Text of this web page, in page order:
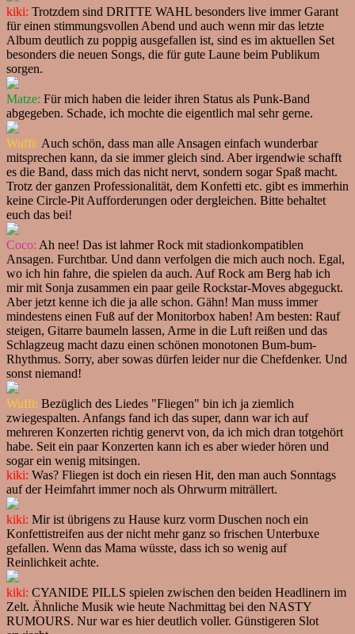
kiki: Trotzdem sind DRITTE WAHL besonders live immer Garant
für einen stimmungsvollen Abend und auch wenn mir das letzte
Album deutlich zu poppig ausgefallen ist, sind es im aktuellen Set
besonders die neuen Songs, die für gute Laune beim Publikum
sorgen.
Matze: Für mich haben die leider ihren Status als Punk-Band
abgegeben. Schade, ich mochte die eigentlich mal sehr gerne.
Wuffi: Auch schön, dass man alle Ansagen einfach wunderbar
mitsprechen kann, da sie immer gleich sind. Aber irgendwie schafft
es die Band, dass mich das nicht nervt, sondern sogar Spaß macht.
Trotz der ganzen Professionalität, dem Konfetti etc. gibt es immerhin
keine Circle-Pit Aufforderungen oder dergleichen. Bitte behaltet
euch das bei!
Coco: Ah nee! Das ist lahmer Rock mit stadionkompatiblen
Ansagen. Furchtbar. Und dann verfolgen die mich auch noch. Egal,
wo ich hin fahre, die spielen da auch. Auf Rock am Berg hab ich
mir mit Sonja zusammen ein paar geile Rockstar-Moves abgeguckt.
Aber jetzt kenne ich die ja alle schon. Gähn! Man muss immer
mindestens einen Fuß auf der Monitorbox haben! Am besten: Rauf
steigen, Gitarre baumeln lassen, Arme in die Luft reißen und das
Schlagzeug macht dazu einen schönen monotonen Bum-bum-
Rhythmus. Sorry, aber sowas dürfen leider nur die Chefdenker. Und
sonst niemand!
Wuffi: Bezüglich des Liedes "Fliegen" bin ich ja ziemlich
zwiegespalten. Anfangs fand ich das super, dann war ich auf
mehreren Konzerten richtig genervt von, da ich mich dran totgehört
habe. Seit ein paar Konzerten kann ich es aber wieder hören und
sogar ein wenig mitsingen.
kiki: Was? Fliegen ist doch ein riesen Hit, den man auch Sonntags
auf der Heimfahrt immer noch als Ohrwurm miträllert.
kiki: Mir ist übrigens zu Hause kurz vorm Duschen noch ein
Konfettistreifen aus der nicht mehr ganz so frischen Unterbuxe
gefallen. Wenn das Mama wüsste, dass ich so wenig auf
Reinlichkeit achte.
kiki: CYANIDE PILLS spielen zwischen den beiden Headlinern im
Zelt. Ähnliche Musik wie heute Nachmittag bei den NASTY
RUMOURS. Nur war es hier deutlich voller. Günstigeren Slot